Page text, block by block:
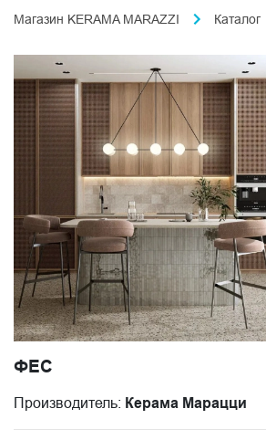
Магазин KERAMA MARAZZI Каталог
ФЕС
Производитель: Керама Марацци